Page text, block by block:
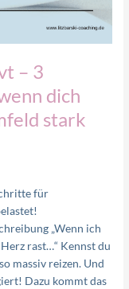
– 3
dich
stark
für
„Wenn ich
rast…“ Kennst du
massiv reizen. Und
Dazu kommt das